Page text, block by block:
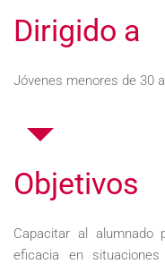
Dirigido a
Jóvenes menores de 30
Objetivos
Capacitar al
eficacia en